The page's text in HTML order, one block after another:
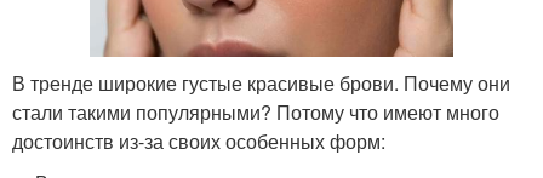
В тренде широкие густые красивые брови. Почему они
стали такими популярными? Потому что имеют много
достоинств из-за своих особенных форм: